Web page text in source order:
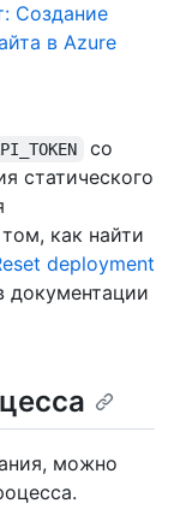
Создание
в Azure
со
статического
как найти
deployment
документации
можно